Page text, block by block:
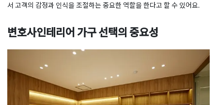
서 고객의 감정과 인식을 조절하는 중요한 역할을 한다고 할 수 있어요.
변호사인테리어 가구 선택의 중요성